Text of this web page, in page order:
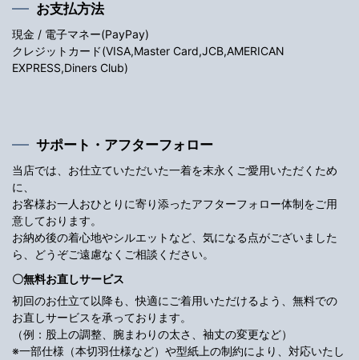
お支払方法
現金 / 電子マネー(PayPay)
クレジットカード(VISA,Master Card,JCB,AMERICAN
EXPRESS,Diners Club)
サポート・アフターフォロー
当店では、お仕立ていただいた一着を末永くご愛用いただくため
に、
お客様お一人おひとりに寄り添ったアフターフォロー体制をご用
意しております。
お納め後の着心地やシルエットなど、気になる点がございました
ら、どうぞご遠慮なくご相談ください。
〇無料お直しサービス
初回のお仕立て以降も、快適にご着用いただけるよう、無料での
お直しサービスを承っております。
（例：股上の調整、腕まわりの太さ、袖丈の変更など）
※一部仕様（本切羽仕様など）や型紙上の制約により、対応いたし